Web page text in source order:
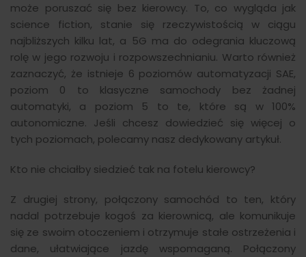
może poruszać się bez kierowcy. To, co wygląda jak
science fiction, stanie się rzeczywistością w ciągu
najbliższych kilku lat, a 5G ma do odegrania kluczową
rolę w jego rozwoju i rozpowszechnianiu. Warto również
zaznaczyć, że istnieje 6 poziomów automatyzacji SAE,
poziom 0 to klasyczne samochody bez żadnej
automatyki, a poziom 5 to te, które są w 100%
autonomiczne. Jeśli chcesz dowiedzieć się więcej o
tych poziomach, polecamy nasz dedykowany artykuł.
Kto nie chciałby siedzieć tak na fotelu kierowcy?
Z drugiej strony, połączony samochód to ten, który
nadal potrzebuje kogoś za kierownicą, ale komunikuje
się ze swoim otoczeniem i otrzymuje stałe ostrzeżenia i
dane, ułatwiające jazdę wspomaganą. Połączony